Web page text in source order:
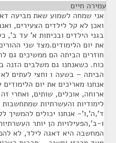
עמירה חיים
אני שמחה לשמוע שאת מביעה
ואכן לא קל לילדים הצעירים,
בגני הילדים ובכיתות א' עד ב',
את יום הלימודים.מצד שני
חוזרים הביתה הם ממשיכים גם
כוח. כשאנחנו גם משלבים הזנה
הביתה – בשעה 1
אנחנו מאריכים את יום
ארוחה, אוכלים, שותים, ואחרי
לימודיות והעשרתיות
ד',ה',ו'- אנחנו יכולים להמשיך
ו-ב',הפעילויות הן יותר
המחשבה היא דאגה לילד, לא